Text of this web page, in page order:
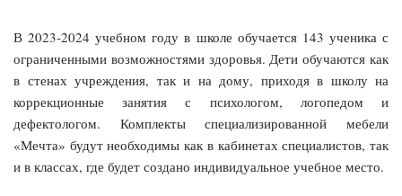
В 2023-2024 учебном году в школе обучается 143 ученика с
ограниченными возможностями здоровья. Дети обучаются как
в стенах учреждения, так и на дому, приходя в школу на
коррекционные занятия с психологом, логопедом и
дефектологом. Комплекты специализированной мебели
«Мечта» будут необходимы как в кабинетах специалистов, так
и в классах, где будет создано индивидуальное учебное место.